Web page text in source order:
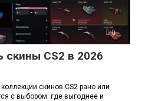
0
скины CS2 в 2026
скинов CS2 рано или
с выбором: где выгоднее и